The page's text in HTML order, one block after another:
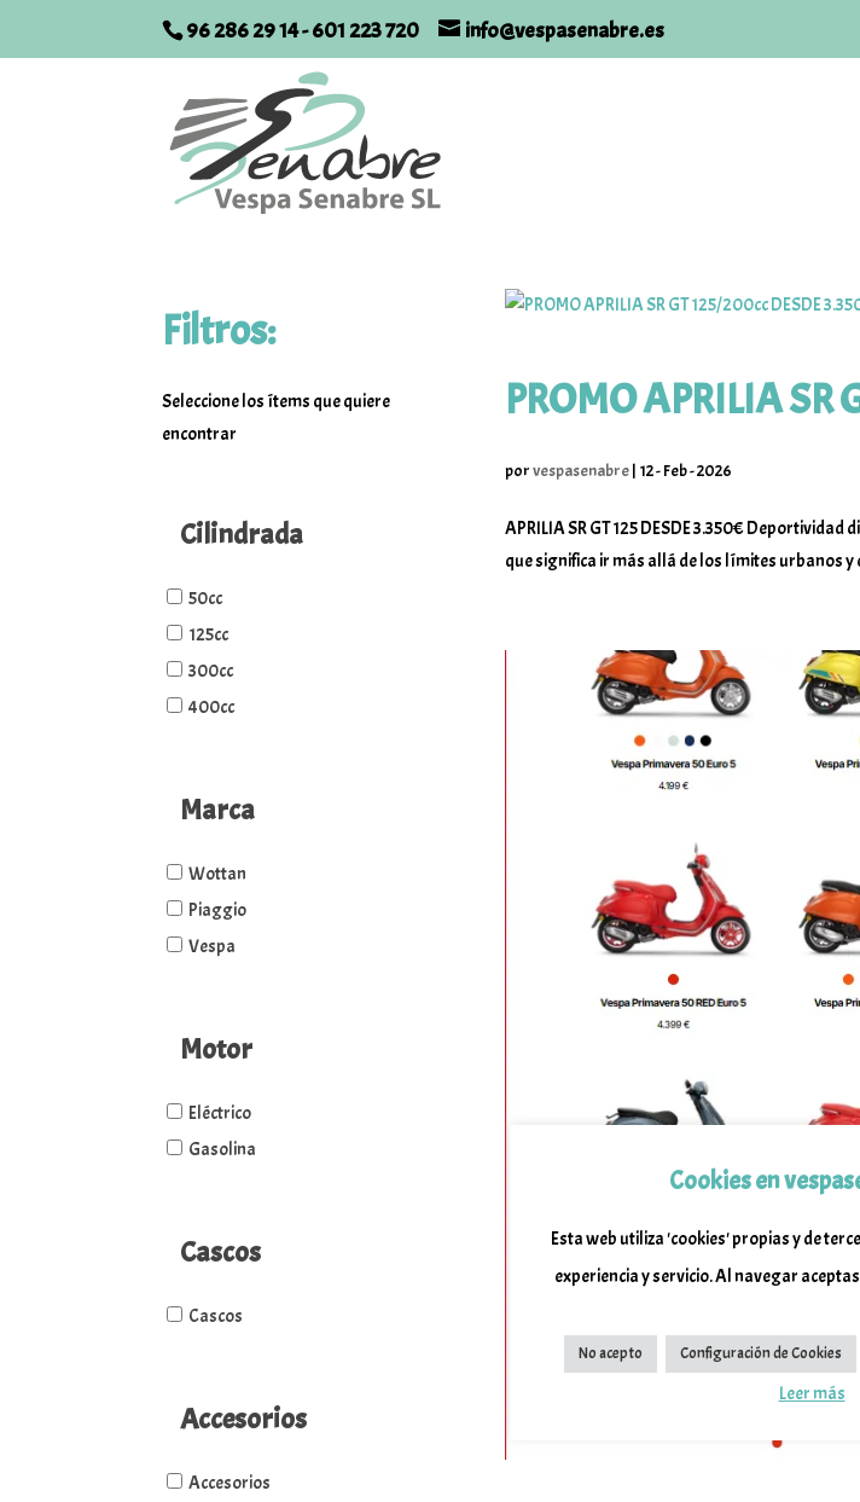
96 286 29 14-601 223 720 info@vespasenabre.es
PROMO APRILIA SR
porvespasenabre| 12 - Feb - 2026
APRILIA SR GT 125 DESDE 3.350€
que significa ir más allá de los límites urbanos y
Filtros:
Seleccione los ítems que quiere
encontrar
Cilindrada
50cc
125cc
300cc
400cc
Marca
Wottan
Piaggio
Vespa
Motor
Eléctrico
Gasolina
Cascos
Cascos
Accesorios
Accesorios
Cookies en
Esta web utiliza 'cookies' propias y de
experiencia y servicio. Al navegar
No acepto Configuración de Cookies
Leer más